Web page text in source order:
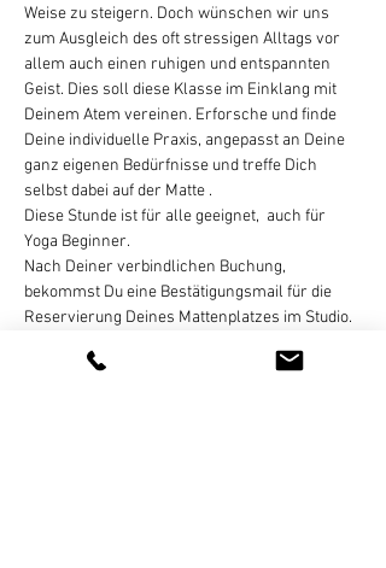
Weise zu steigern. Doch wünschen wir uns
zum Ausgleich des oft stressigen Alltags vor
allem auch einen ruhigen und entspannten
Geist. Dies soll diese Klasse im Einklang mit
Deinem Atem vereinen. Erforsche und finde
Deine individuelle Praxis, angepasst an Deine
ganz eigenen Bedürfnisse und treffe Dich
selbst dabei auf der Matte .
Diese Stunde ist für alle geeignet,  auch für
Yoga Beginner.
Nach Deiner verbindlichen Buchung,
bekommst Du eine Bestätigungsmail für die
Reservierung Deines Mattenplatzes im Studio.
gegen Rechnung, die ich Dir per E-Mail